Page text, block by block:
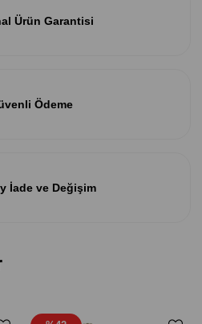
Ürün Garantisi
Ödeme
İade ve Değişim